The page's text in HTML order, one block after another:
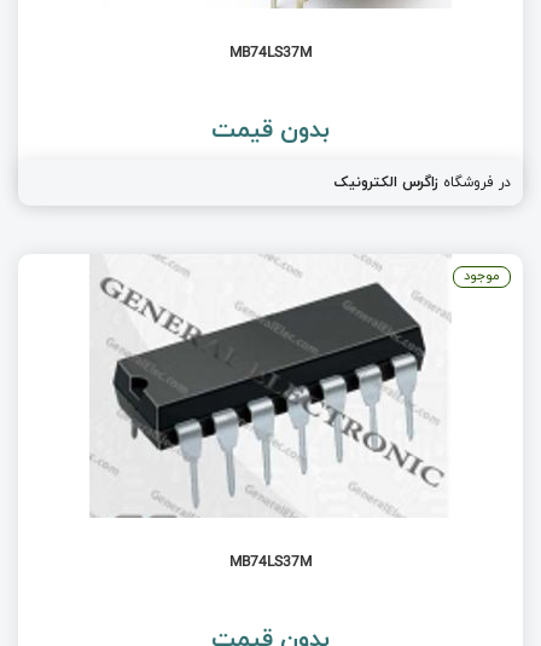
MB74LS37M
بدون قیمت
در فروشگاه زاگرس الکترونیک
MB74LS37M
موجود